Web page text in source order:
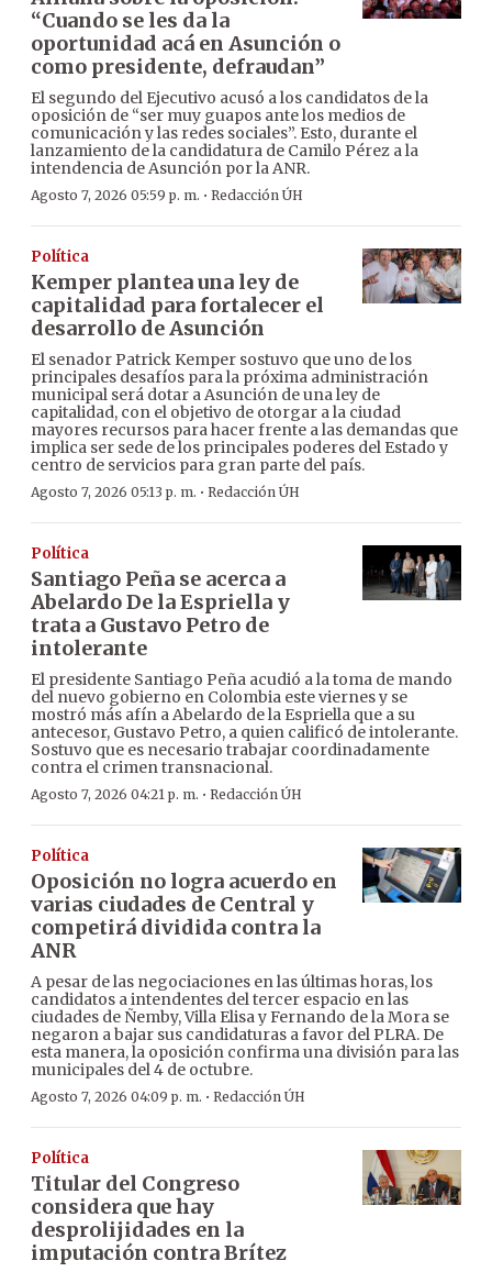
“Cuando se les da la
oportunidad acá en Asunción o
como presidente, defraudan”
El segundo del Ejecutivo acusó a los candidatos de la
oposición de “ser muy guapos ante los medios de
comunicación y las redes sociales”. Esto, durante el
lanzamiento de la candidatura de Camilo Pérez a la
intendencia de Asunción por la ANR.
Agosto 7, 2026 05:59 p. m. · Redacción ÚH
Política
Kemper plantea una ley de
capitalidad para fortalecer el
desarrollo de Asunción
El senador Patrick Kemper sostuvo que uno de los
principales desafíos para la próxima administración
municipal será dotar a Asunción de una ley de
capitalidad, con el objetivo de otorgar a la ciudad
mayores recursos para hacer frente a las demandas que
implica ser sede de los principales poderes del Estado y
centro de servicios para gran parte del país.
Agosto 7, 2026 05:13 p. m. · Redacción ÚH
Política
Santiago Peña se acerca a
Abelardo De la Espriella y
trata a Gustavo Petro de
intolerante
El presidente Santiago Peña acudió a la toma de mando
del nuevo gobierno en Colombia este viernes y se
mostró más afín a Abelardo de la Espriella que a su
antecesor, Gustavo Petro, a quien calificó de intolerante.
Sostuvo que es necesario trabajar coordinadamente
contra el crimen transnacional.
Agosto 7, 2026 04:21 p. m. · Redacción ÚH
Política
Oposición no logra acuerdo en
varias ciudades de Central y
competirá dividida contra la
ANR
A pesar de las negociaciones en las últimas horas, los
candidatos a intendentes del tercer espacio en las
ciudades de Ñemby, Villa Elisa y Fernando de la Mora se
negaron a bajar sus candidaturas a favor del PLRA. De
esta manera, la oposición confirma una división para las
municipales del 4 de octubre.
Agosto 7, 2026 04:09 p. m. · Redacción ÚH
Política
Titular del Congreso
considera que hay
desprolijidades en la
imputación contra Brítez